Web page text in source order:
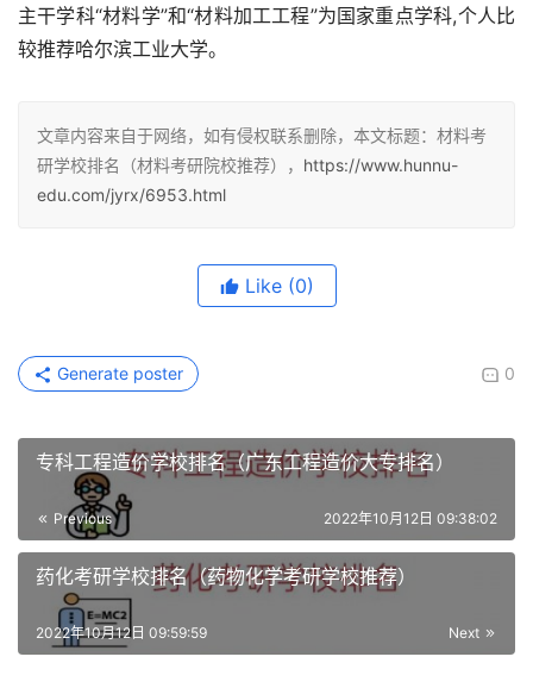
主干学科“材料学”和“材料加工工程”为国家重点学科,个人比
较推荐哈尔滨工业大学。
文章内容来自于网络，如有侵权联系删除，本文标题：材料考
研学校排名（材料考研院校推荐）， https://www.hunnu-
edu.com/jyrx/6953.html
Like (0)
0
Generate poster
专科工程造价学校排名（广东工程造价大专排名）
Previous 2022年10月12日 09:38:02
药化考研学校排名（药物化学考研学校推荐）
Next
2022年10月12日 09:59:59